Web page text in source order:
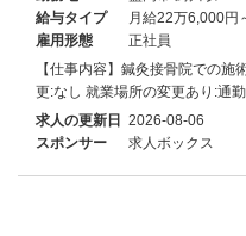
給与タイプ
月給22万6,000円
雇用形態
正社員
【仕事内容】鍼灸接骨院での
更:なし 就業場所の変更あり:通
求人の更新日 2026-08-06
スポンサー
求人ボックス